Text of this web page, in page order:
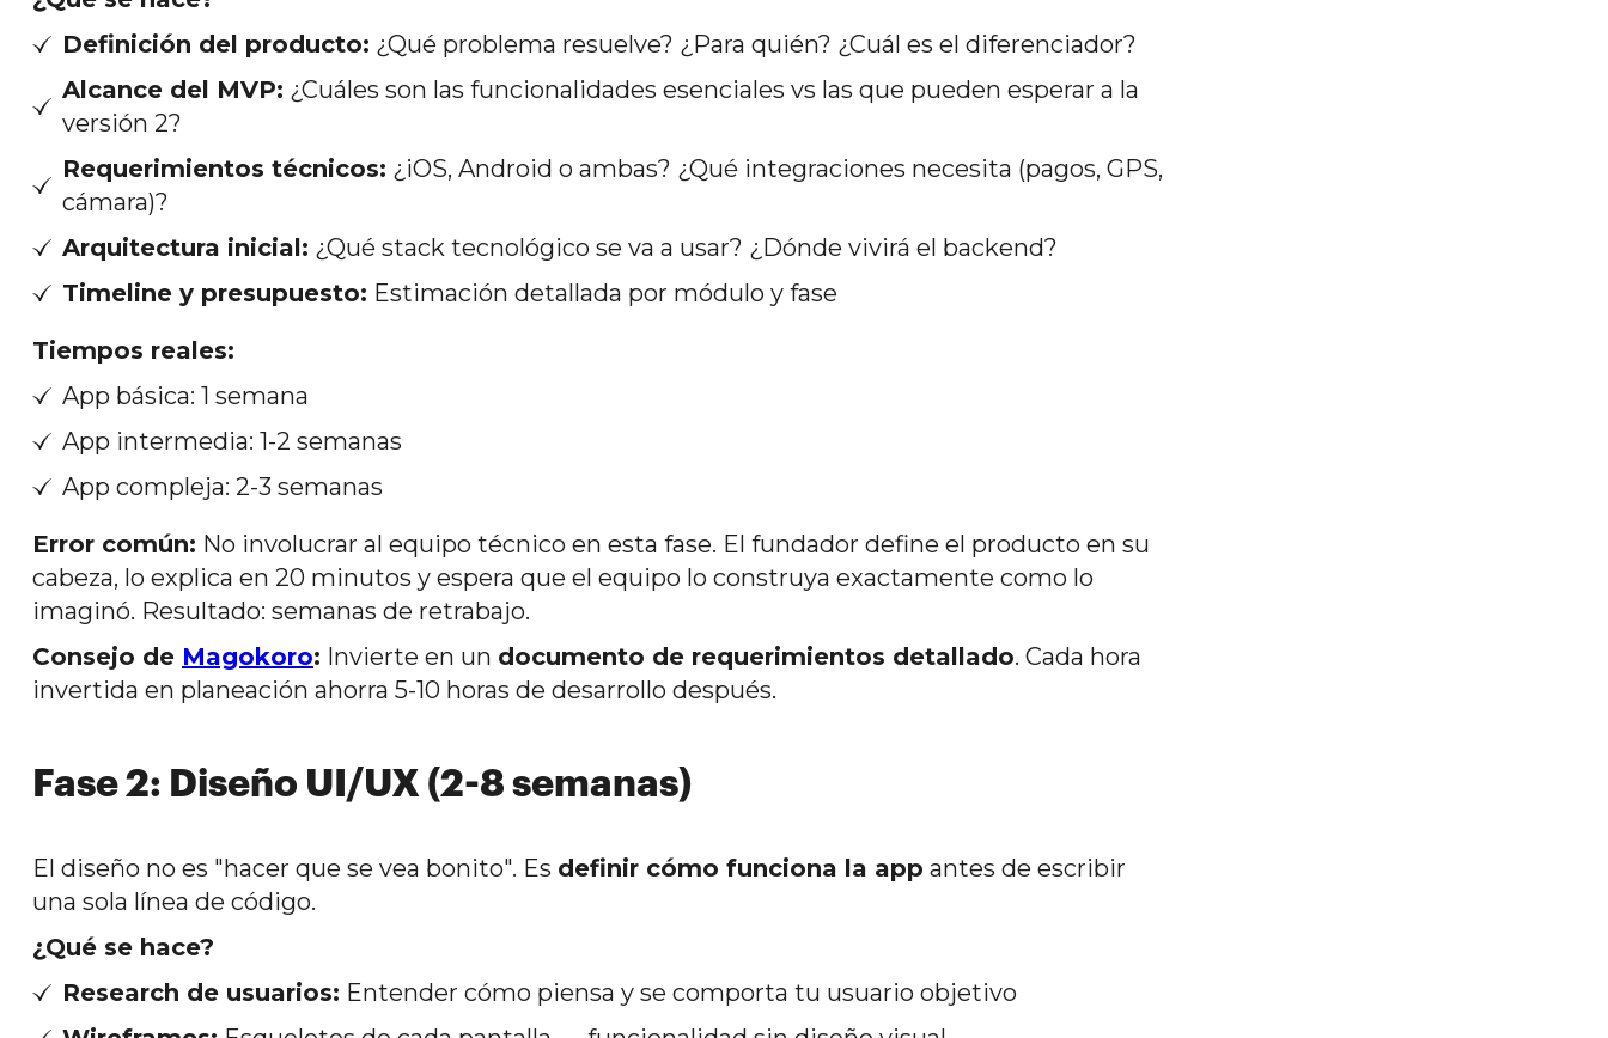
Definición del producto: ¿Qué problema resuelve? ¿Para quién? ¿Cuál es el diferenciador?
Alcance del MVP: ¿Cuáles son las funcionalidades esenciales vs las que pueden esperar a la
versión 2?
Requerimientos técnicos: ¿iOS, Android o ambas? ¿Qué integraciones necesita (pagos, GPS,
cámara)?
Arquitectura inicial: ¿Qué stack tecnológico se va a usar? ¿Dónde vivirá el backend?
Timeline y presupuesto: Estimación detallada por módulo y fase
Tiempos reales:
App básica: 1 semana
App intermedia: 1-2 semanas
App compleja: 2-3 semanas
Error común: No involucrar al equipo técnico en esta fase. El fundador define el producto en su
cabeza, lo explica en 20 minutos y espera que el equipo lo construya exactamente como lo
imaginó. Resultado: semanas de retrabajo.
Consejo de Magokoro: Invierte en un documento de requerimientos detallado. Cada hora
invertida en planeación ahorra 5-10 horas de desarrollo después.
Fase 2: Diseño UI/UX (2-8 semanas)
El diseño no es "hacer que se vea bonito". Es definir cómo funciona la app antes de escribir
una sola línea de código.
¿Qué se hace?
Research de usuarios: Entender cómo piensa y se comporta tu usuario objetivo